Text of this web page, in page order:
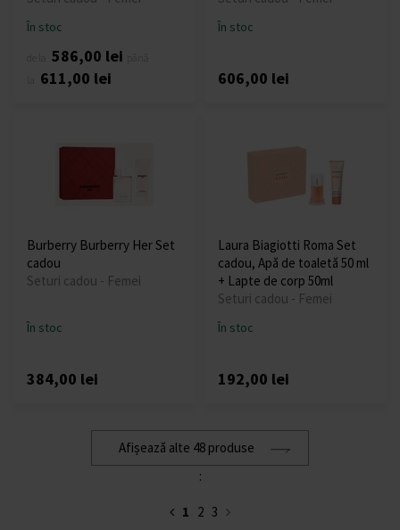
În stoc
586,00 lei
611,00 lei
În stoc
606,00 lei
Burberry Burberry Her Set
cadou
Seturi cadou - Femei
În stoc
384,00 lei
Laura Biagiotti Roma Set
cadou, Apă de toaletă 50 ml
+ Lapte de corp 50ml
Seturi cadou - Femei
În stoc
192,00 lei
Afișează alte 48 produse
:
1 2 3